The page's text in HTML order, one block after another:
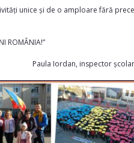
unice și de o amploare fără
ROMÂNIA!”
Paula Iordan, inspector